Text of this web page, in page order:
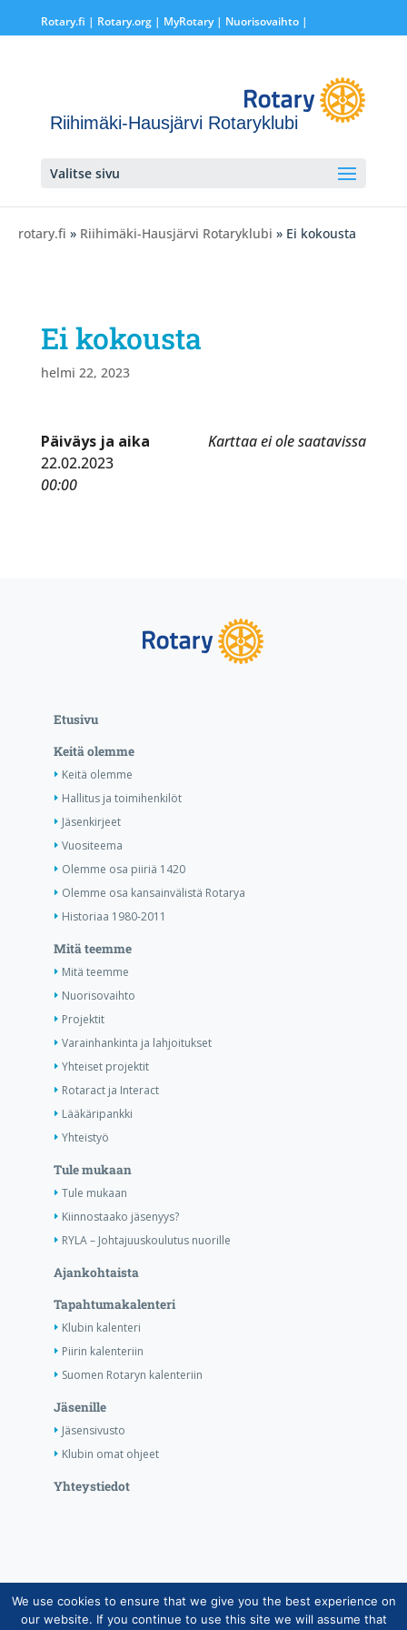
Rotary.fi | Rotary.org| MyRotary | Nuorisovaihto|
Riihimäki-Hausjärvi Rotaryklubi
Valitse sivu
rotary.fi » Riihimäki-Hausjärvi Rotaryklubi » Ei kokousta
Ei kokousta
helmi 22, 2023
Karttaa ei ole saatavissa
Päiväys ja aika
22.02.2023
00:00
Etusivu
Keitä olemme
Keitä olemme
Hallitus ja toimihenkilöt
Jäsenkirjeet
Vuositeema
Olemme osa piiriä 1420
Olemme osa kansainvälistä Rotarya
Historiaa 1980-2011
Mitä teemme
Mitä teemme
Nuorisovaihto
Projektit
Varainhankinta ja lahjoitukset
Yhteiset projektit
Rotaract ja Interact
Lääkäripankki
Yhteistyö
Tule mukaan
Tule mukaan
Kiinnostaako jäsenyys?
RYLA – Johtajuuskoulutus nuorille
Ajankohtaista
Tapahtumakalenteri
Klubin kalenteri
Piirin kalenteriin
Suomen Rotaryn kalenteriin
Jäsenille
Jäsensivusto
Klubin omat ohjeet
Yhteystiedot
Copyright © Suomen Rotarypalvelu ry 2026 |
Jäsentietojärjestelmän tietosuojaseloste| Henkilötietojen
We use cookies to ensure that we give you the best experience on
our website. If you continue to use this site we will assume that